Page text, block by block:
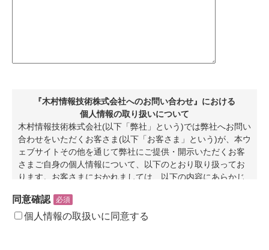
『木村情報技術株式会社へのお問い合わせ』における
個人情報の取り扱いについて
木村情報技術株式会社(以下「弊社」という)では弊社へお問い
合わせをいただくお客さま(以下「お客さま」という)が、本ウ
ェブサイトその他を通じて弊社にご提供・開示いただくお客
さまご自身の個人情報について、以下のとおり取り扱ってお
ります。お客さまにおかれましては、以下の内容にあらかじ
上げます。
同意確認 必須
個人情報の取扱いに同意する